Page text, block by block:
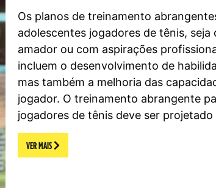
Os planos de treinamento
adolescentes jogadores de tênis,
amador ou com aspirações
incluem o desenvolvimento de
mas também a melhoria das
jogador. O treinamento abrangente
jogadores de tênis deve ser
VER MAIS